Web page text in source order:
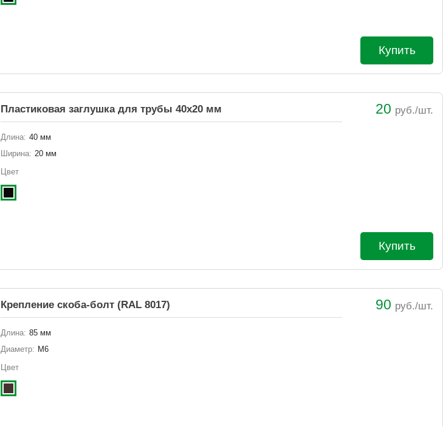
Купить
Пластиковая заглушка для трубы 40х20 мм
Длина: 40 мм
Ширина: 20 мм
Цвет
20 руб./шт.
Купить
Крепление скоба-болт (RAL 8017)
Длина: 85 мм
Диаметр: М6
Цвет
90 руб./шт.